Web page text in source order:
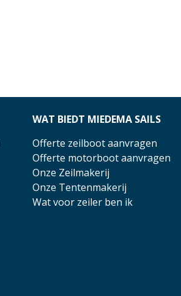
WAT BIEDT MIEDEMA SAILS
Offerte zeilboot aanvragen
Offerte motorboot aanvragen
Onze Zeilmakerij
Onze Tentenmakerij
Wat voor zeiler ben ik